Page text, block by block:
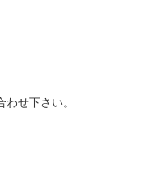
せ下さい。